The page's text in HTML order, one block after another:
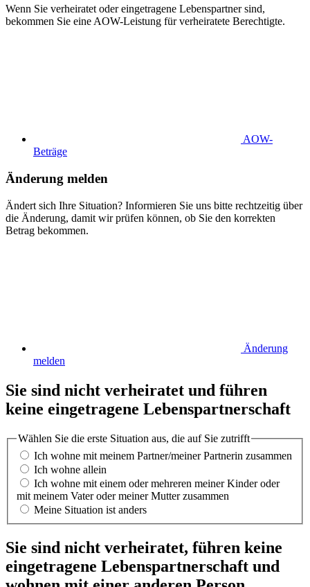
Wenn Sie verheiratet oder eingetragene Lebenspartner sind,
bekommen Sie eine AOW-Leistung für verheiratete Berechtigte.
AOW-
Beträge
Änderung melden
Ändert sich Ihre Situation? Informieren Sie uns bitte rechtzeitig über
die Änderung, damit wir prüfen können, ob Sie den korrekten
Betrag bekommen.
Änderung
melden
Sie sind nicht verheiratet und führen
keine eingetragene Lebenspartnerschaft
Wählen Sie die erste Situation aus, die auf Sie zutrifft
Ich wohne mit meinem Partner/meiner Partnerin zusammen
Ich wohne allein
Ich wohne mit einem oder mehreren meiner Kinder oder
mit meinem Vater oder meiner Mutter zusammen
Meine Situation ist anders
Sie sind nicht verheiratet, führen keine
eingetragene Lebenspartnerschaft und